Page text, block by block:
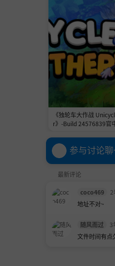
《独轮车大作战
r》-Build 24576839官
参与讨论
最新评论
coco469 2
地址不对~
随风而过 3
文件时间有点